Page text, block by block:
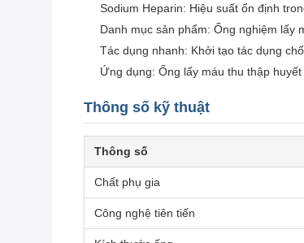
Sodium Heparin: Hiệu suất ổn định
Danh mục sản phẩm: Ống nghiệm lấy
Tác dụng nhanh: Khởi tạo tác dụng
Ứng dụng: Ống lấy máu thu thập
Thông số kỹ thuật
Thông số
Chất phụ gia
Công nghệ tiên tiến